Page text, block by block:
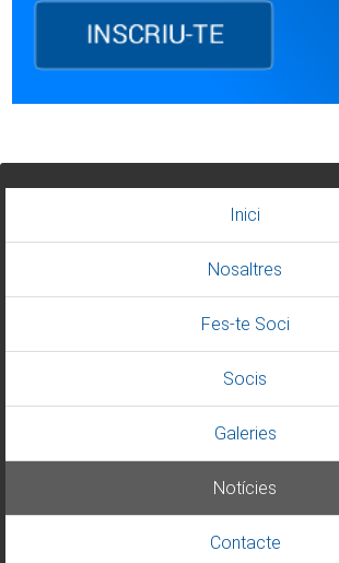
Inici
Nosaltres
Fes-te Soci
Socis
Galeries
Notícies
Contacte